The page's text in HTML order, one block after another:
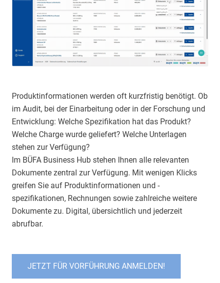
Produktinformationen werden oft kurzfristig benötigt. Ob
im Audit, bei der Einarbeitung oder in der Forschung und
Entwicklung: Welche Spezifikation hat das Produkt?
Welche Charge wurde geliefert? Welche Unterlagen
stehen zur Verfügung?
Im BÜFA Business Hub stehen Ihnen alle relevanten
Dokumente zentral zur Verfügung. Mit wenigen Klicks
greifen Sie auf Produktinformationen und -
spezifikationen, Rechnungen sowie zahlreiche weitere
Dokumente zu. Digital, übersichtlich und jederzeit
abrufbar.
JETZT FÜR VORFÜHRUNG ANMELDEN!